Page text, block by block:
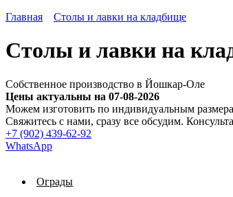
Главная
Столы и лавки на кладбище
Столы и лавки на
Собственное производство в Йошкар-Оле
Цены актуальны на 07-08-2026
Можем изготовить по индивидуальным
Cвяжитесь с нами, сразу все обсудим.
+7 (902) 439-62-92
WhatsApp
Ограды